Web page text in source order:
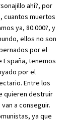
ahí?, por
cuantos muertos
ya, 80.000?, y
ellos no son
por el
tenemos
por el
Entre los
quieren destruir
a conseguir.
ya que